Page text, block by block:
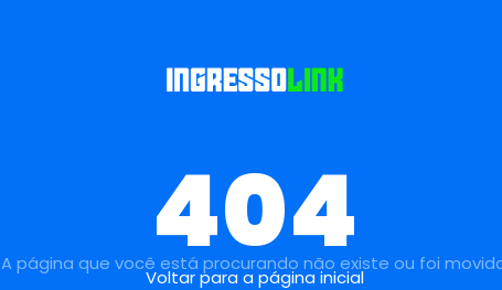
404
A página que você está procurando não existe ou foi
Voltar para a página inicial